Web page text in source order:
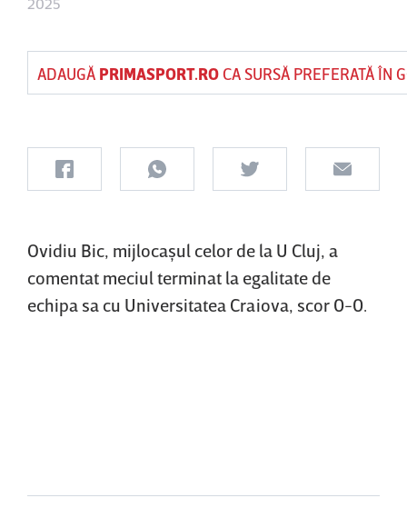
2025
ADAUGĂ PRIMASPORT.ROCA SURSĂ PREFERATĂ ÎN
Ovidiu Bic, mijlocaşul celor de la U Cluj, a
comentat meciul terminat la egalitate de
echipa sa cu Universitatea Craiova, scor 0-0.